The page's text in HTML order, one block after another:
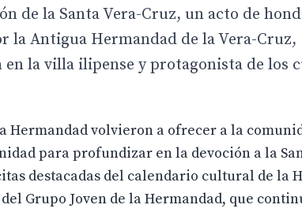
de la Santa Vera-Cruz, un acto de
Antigua Hermandad de la Vera-Cruz,
la villa ilipense y protagonista de los
Hermandad volvieron a ofrecer a la
para profundizar en la devoción a la
destacadas del calendario cultural de la
Grupo Joven de la Hermandad, que